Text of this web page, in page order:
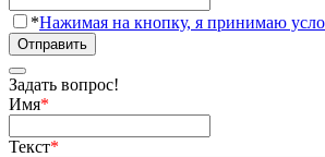
*Нажимая на кнопку, я принимаю
Отправить
Задать вопрос!
Имя*
Текст*